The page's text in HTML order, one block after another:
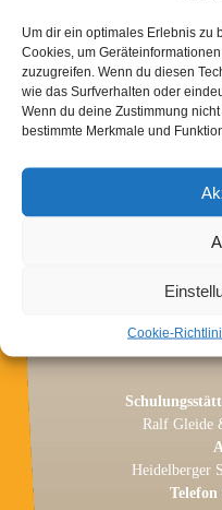
Um dir ein optimales Erlebnis zu
Cookies, um
zuzugreifen. Wenn du diesen
wie das Surfverhalten oder
Wenn du deine Zustimmung
bestimmte Merkmale und
Cookie-
in den Räumen der
Merkurweg 2
55126 Mainz
Ralf Gleide
Heidelberger
Telefon